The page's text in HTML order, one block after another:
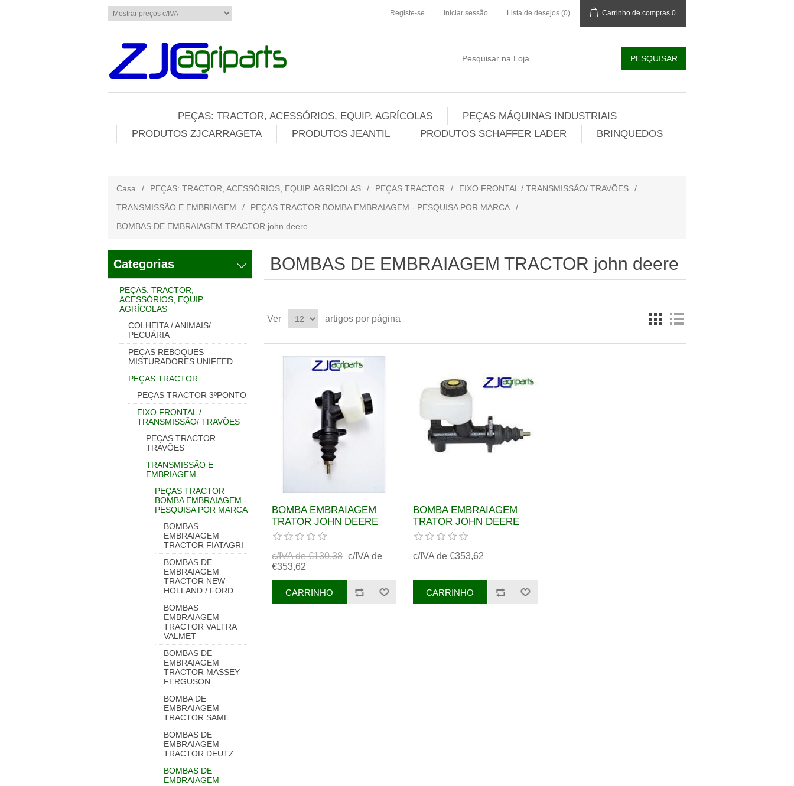
Registe-se Iniciar sessão Lista de desejos (0) Carrinho de compras 0
PEÇAS: TRACTOR, ACESSÓRIOS, EQUIP. AGRÍCOLAS
PEÇAS MÁQUINAS INDUSTRIAIS
PRODUTOS ZJCARRAGETA
PRODUTOS JEANTIL PRODUTOS SCHAFFER LADER BRINQUEDOS
Casa / PEÇAS: TRACTOR, ACESSÓRIOS, EQUIP. AGRÍCOLAS / PEÇAS TRACTOR / EIXO FRONTAL / TRANSMISSÃO/ TRAVÕES
/
TRANSMISSÃO E EMBRIAGEM
/ PEÇAS TRACTOR BOMBA EMBRAIAGEM - PESQUISA POR MARCA
/
BOMBAS DE EMBRAIAGEM TRACTOR john deere
Categorias
PEÇAS: TRACTOR,
ACESSÓRIOS, EQUIP.
AGRÍCOLAS
COLHEITA / ANIMAIS/
PECUÁRIA
PEÇAS REBOQUES
MISTURADORES UNIFEED
PEÇAS TRACTOR
PEÇAS TRACTOR 3ºPONTO
EIXO FRONTAL /
TRANSMISSÃO/ TRAVÕES
PEÇAS TRACTOR
TRAVÕES
TRANSMISSÃO E
EMBRIAGEM
PEÇAS TRACTOR
BOMBA EMBRAIAGEM -
PESQUISA POR MARCA
BOMBAS
EMBRAIAGEM
TRACTOR FIATAGRI
BOMBAS DE
EMBRAIAGEM
TRACTOR NEW
HOLLAND / FORD
BOMBAS
EMBRAIAGEM
TRACTOR VALTRA
VALMET
BOMBAS DE
EMBRAIAGEM
TRACTOR MASSEY
FERGUSON
BOMBA DE
EMBRAIAGEM
TRACTOR SAME
BOMBAS DE
EMBRAIAGEM
TRACTOR DEUTZ
BOMBAS DE
EMBRAIAGEM
BOMBAS DE EMBRAIAGEM TRACTOR john deere
Ver artigos por página
BOMBA EMBRAIAGEM
TRATOR JOHN DEERE
REF. AL57619
c/IVA de €130,38 c/IVA de
€353,62
BOMBA EMBRAIAGEM
TRATOR JOHN DEERE
REF. AL57619
c/IVA de €353,62